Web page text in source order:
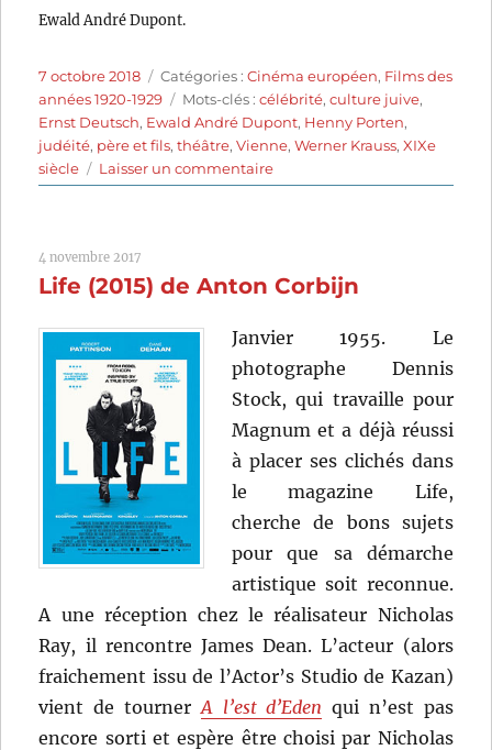
Ewald André Dupont.
Publié
le
7 octobre 2018 Catégories
Catégories :Cinéma européen, Films des
années 1920-1929
Étiquettes
Mots-clés :célébrité,culture juive,
Ernst Deutsch, Ewald André Dupont, Henny Porten,
judéité, père et fils,théâtre,Vienne,Werner Krauss,XIXe
siècle
Laisser un commentairesur
L’évasion
de
André
4 novembre 2017
Life (2015) de Anton Corbijn
Janvier 1955. Le
photographe Dennis
Stock, qui travaille pour
Magnum et a déjà réussi
à placer ses clichés dans
le magazine Life,
cherche de bons sujets
pour que sa démarche
artistique soit reconnue.
A une réception chez le réalisateur Nicholas
Ray, il rencontre James Dean. L’acteur (alors
fraichement issu de l’Actor’s Studio de Kazan)
vient de tourner A l’est d’Eden qui n’est pas
encore sorti et espère être choisi par Nicholas